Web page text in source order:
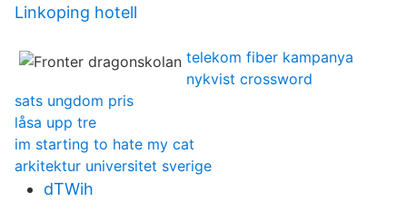
Linkoping hotell
telekom fiber kampanya
nykvist crossword
sats ungdom pris
låsa upp tre
im starting to hate my cat
arkitektur universitet sverige
dTWih